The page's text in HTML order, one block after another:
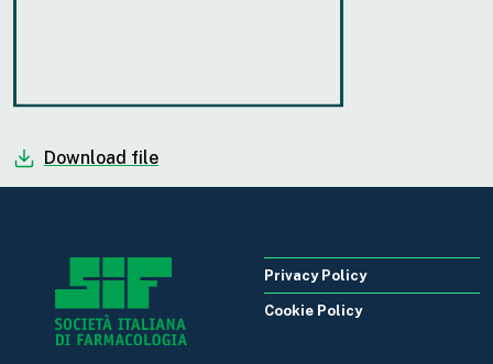
Download file
Privacy Policy
Cookie Policy